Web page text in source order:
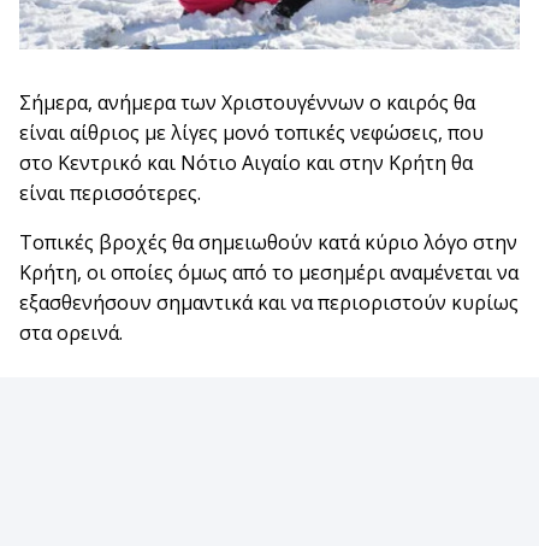
Σήμερα, ανήμερα των Χριστουγέννων ο καιρός θα
είναι αίθριος με λίγες μονό τοπικές νεφώσεις, που
στο Κεντρικό και Νότιο Αιγαίο και στην Κρήτη θα
είναι περισσότερες.
Τοπικές βροχές θα σημειωθούν κατά κύριο λόγο στην
Κρήτη, οι οποίες όμως από το μεσημέρι αναμένεται να
εξασθενήσουν σημαντικά και να περιοριστούν κυρίως
στα ορεινά.